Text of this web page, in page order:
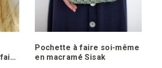
Pochette à faire soi-même
en macramé Sisak